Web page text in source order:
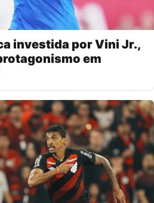
investida por Vini Jr.,
em